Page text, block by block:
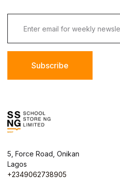
Subscribe
5, Force Road, Onikan
Lagos
+2349062738905